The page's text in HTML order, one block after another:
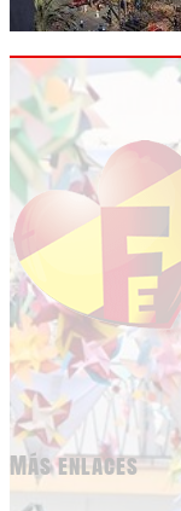
Más enlaces